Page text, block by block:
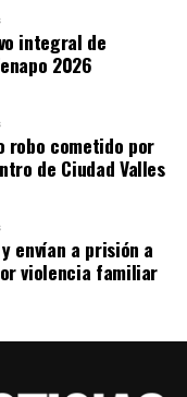
integral de
2026
robo cometido por
de Ciudad Valles
envían a prisión a
violencia familiar